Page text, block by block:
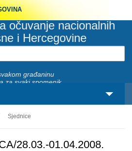
očuvanje nacionalnih
i Hercegovine
građaninu
za svaki spomenik
Sjednice
28.03.-01.04.2008.